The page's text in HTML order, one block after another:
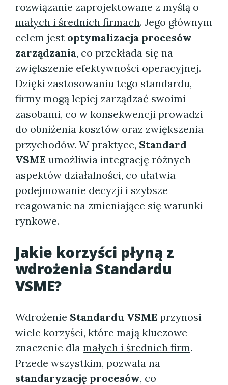
rozwiązanie zaprojektowane z myślą o
małych i średnich firmach. Jego głównym
celem jest optymalizacja procesów
zarządzania, co przekłada się na
zwiększenie efektywności operacyjnej.
Dzięki zastosowaniu tego standardu,
firmy mogą lepiej zarządzać swoimi
zasobami, co w konsekwencji prowadzi
do obniżenia kosztów oraz zwiększenia
przychodów. W praktyce, Standard
VSME umożliwia integrację różnych
aspektów działalności, co ułatwia
podejmowanie decyzji i szybsze
reagowanie na zmieniające się warunki
rynkowe.
Jakie korzyści płyną z
wdrożenia Standardu
VSME?
Wdrożenie Standardu VSME przynosi
wiele korzyści, które mają kluczowe
znaczenie dla małych i średnich firm.
Przede wszystkim, pozwala na
standaryzację procesów, co